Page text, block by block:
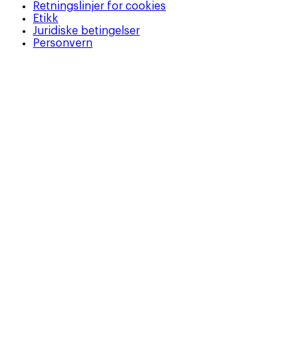
Retningslinjer for cookies
Etikk
Juridiske betingelser
Personvern